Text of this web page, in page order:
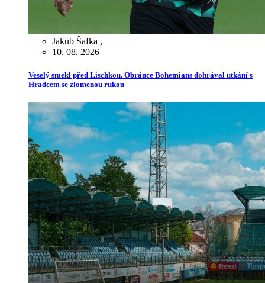
Jakub Šafka ,
10. 08. 2026
Veselý smekl před Lischkou. Obránce Bohemians dohrával utkání s
Hradcem se zlomenou rukou